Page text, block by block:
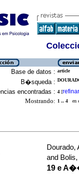
Base de datos : article
B�squeda :
encontradas : 4 [refinar
Mostrando: 1 .. 4 en
Dourado,
and
19 e